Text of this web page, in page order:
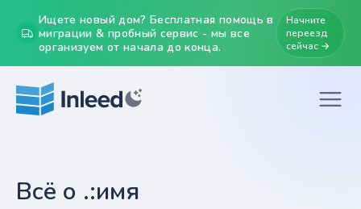
Ищете новый дом? Бесплатная помощь в
миграции & пробный сервис - мы все
организуем от начала до конца.
Начните
переезд
сейчас →
Всё о .:имя